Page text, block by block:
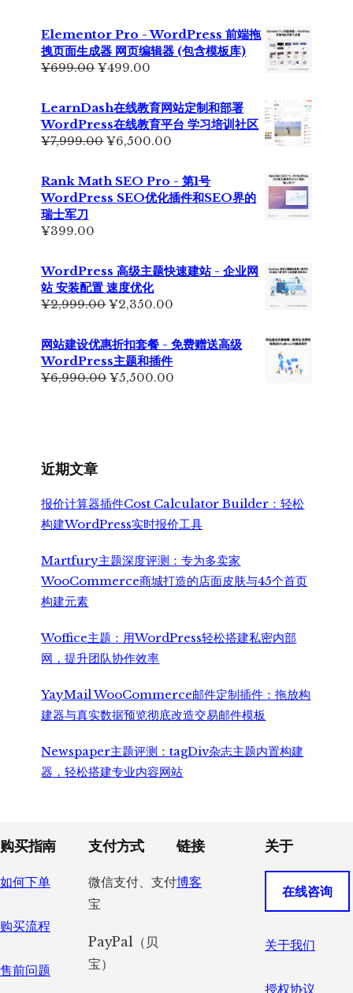
Elementor Pro - WordPress 前端拖
拽页面生成器 网页编辑器 (包含模板库)
¥699.00原
为：
¥699.00。
¥499.00
价
格
为：
¥499.00。
LearnDash在线教育网站定制和部署
WordPress在线教育平台 学习培训社区
¥7,999.00原
为：
¥7,999.00。
¥6,500.00
格
为：
Rank Math SEO Pro - 第1号
WordPress SEO优化插件和SEO界的
瑞士军刀
¥399.00
WordPress 高级主题快速建站 - 企业网
站 安装配置 速度优化
¥2,999.00原
为：
¥2,999.00。
¥2,350.00
价
格
为：
网站建设优惠折扣套餐 - 免费赠送高级
WordPress主题和插件
¥6,990.00原
¥5,500.00
近期文章
报价计算器插件Cost Calculator Builder：轻松
构建WordPress实时报价工具
Martfury主题深度评测：专为多卖家
WooCommerce商城打造的店面皮肤与45个首页
构建元素
Woffice主题：用WordPress轻松搭建私密内部
网，提升团队协作效率
YayMail WooCommerce邮件定制插件：拖放构
建器与真实数据预览彻底改造交易邮件模板
Newspaper主题评测：tagDiv杂志主题内置构建
器，轻松搭建专业内容网站
Footer
购买指南
如何下单
购买流程
售前问题
支付方式
微信支付、支付
宝
PayPal（贝
宝）
链接
博客
关于
在线咨询
关于我们
授权协议